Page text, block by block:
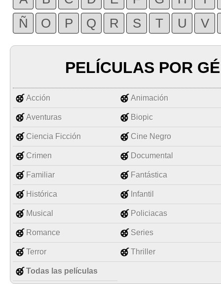
Ñ
O P Q R S T U V
PELÍCULAS POR
Acción Animación
Aventuras Biopic
Ciencia Ficción Cine Negro
Crimen Documental
Familiar Fantástica
Histórica Infantil
Musical Policiacas
Romance Series
Terror Thriller
Todas las películas